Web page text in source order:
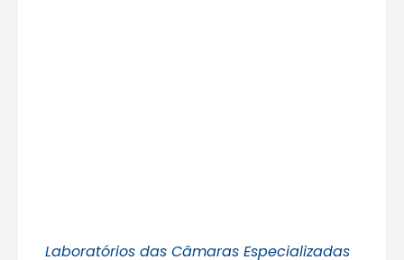
Laboratórios das Câmaras Especializadas